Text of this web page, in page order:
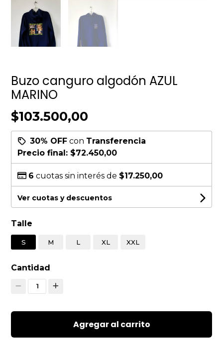
Buzo canguro algodón AZUL
MARINO
$103.500,00
30% OFF con Transferencia
Precio final: $72.450,00
6 cuotas sin interés de $17.250,00
Ver cuotas y descuentos
Talle
S M L XL XXL
Cantidad
1
Agregar al carrito